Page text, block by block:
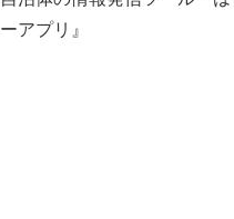
ーアプリ』